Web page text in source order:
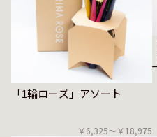
「1輪ローズ」アソート
￥6,325〜￥18,975